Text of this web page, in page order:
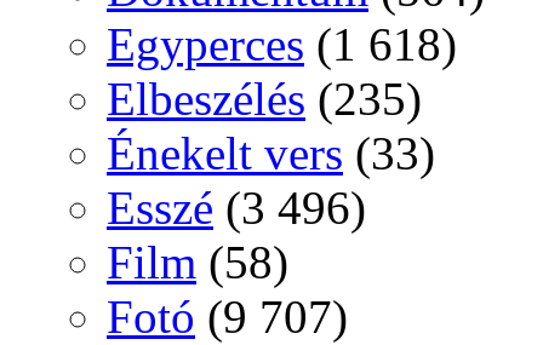
Egyperces (1 618)
Elbeszélés (235)
Énekelt vers (33)
Esszé (3 496)
Film (58)
Fotó (9 707)